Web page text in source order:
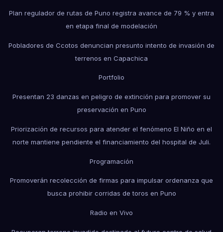
Plan regulador de rutas de Puno registra avance de 79 % y entra
en etapa final de modelación
Pobladores de Ccotos denuncian presunto intento de invasión de
terrenos en Capachica
Portfolio
Presentan 23 danzas en peligro de extinción para promover su
preservación en Puno
Priorización de recursos para atender el fenómeno El Niño en el
norte mantiene pendiente el financiamiento del hospital de Juli.
Programación
Promoverán recolección de firmas para impulsar ordenanza que
busca prohibir corridas de toros en Puno
Radio en Vivo